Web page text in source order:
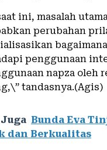
ini, masalah
perubahan
penggunaan
napza oleh
tandasnya.(Agis)
Juga Bunda Eva
dan Berkualitas